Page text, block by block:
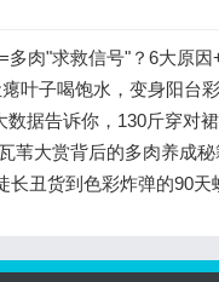
多肉"求救信号"？6大原因
叶子喝饱水，变身阳台
数据告诉你，130斤穿对
苇大赏背后的多肉养成秘
长丑货到色彩炸弹的90天